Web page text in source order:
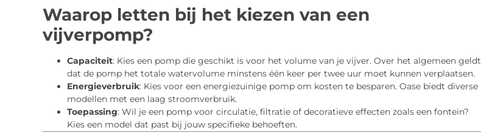
Waarop letten bij het kiezen van een
vijverpomp?
Capaciteit: Kies een pomp die geschikt is voor het volume van je vijver. Over het algemeen geldt
dat de pomp het totale watervolume minstens één keer per twee uur moet kunnen verplaatsen.
Energieverbruik: Kies voor een energiezuinige pomp om kosten te besparen. Oase biedt diverse
modellen met een laag stroomverbruik.
Toepassing: Wil je een pomp voor circulatie, filtratie of decoratieve effecten zoals een fontein?
Kies een model dat past bij jouw specifieke behoeften.